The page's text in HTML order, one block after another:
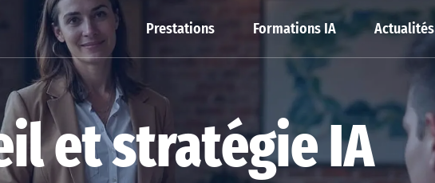
Prestations Formations IA Actualités
et stratégie IA